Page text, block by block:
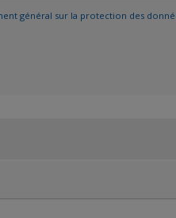
général sur la protection des